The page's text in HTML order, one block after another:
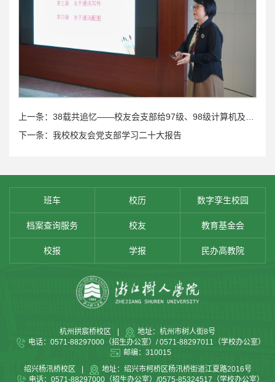
下一条：我校校友会党支部学习二十大报告
班车 校历 数字孪生校园
档案查询服务 校友 教育基金会
校报 学报 民办高教院
杭州拱宸桥校区
地址：杭州市树人街8号
电话：0571-88297000（招生办公室）/ 0571-88297011（学校办公室）
邮编：310015
绍兴杨汛桥校区
地址：绍兴市柯桥区杨汛桥街道江夏路2016号
电话：0571-88297000（招生办公室）/0575-85324517（学校办公室）